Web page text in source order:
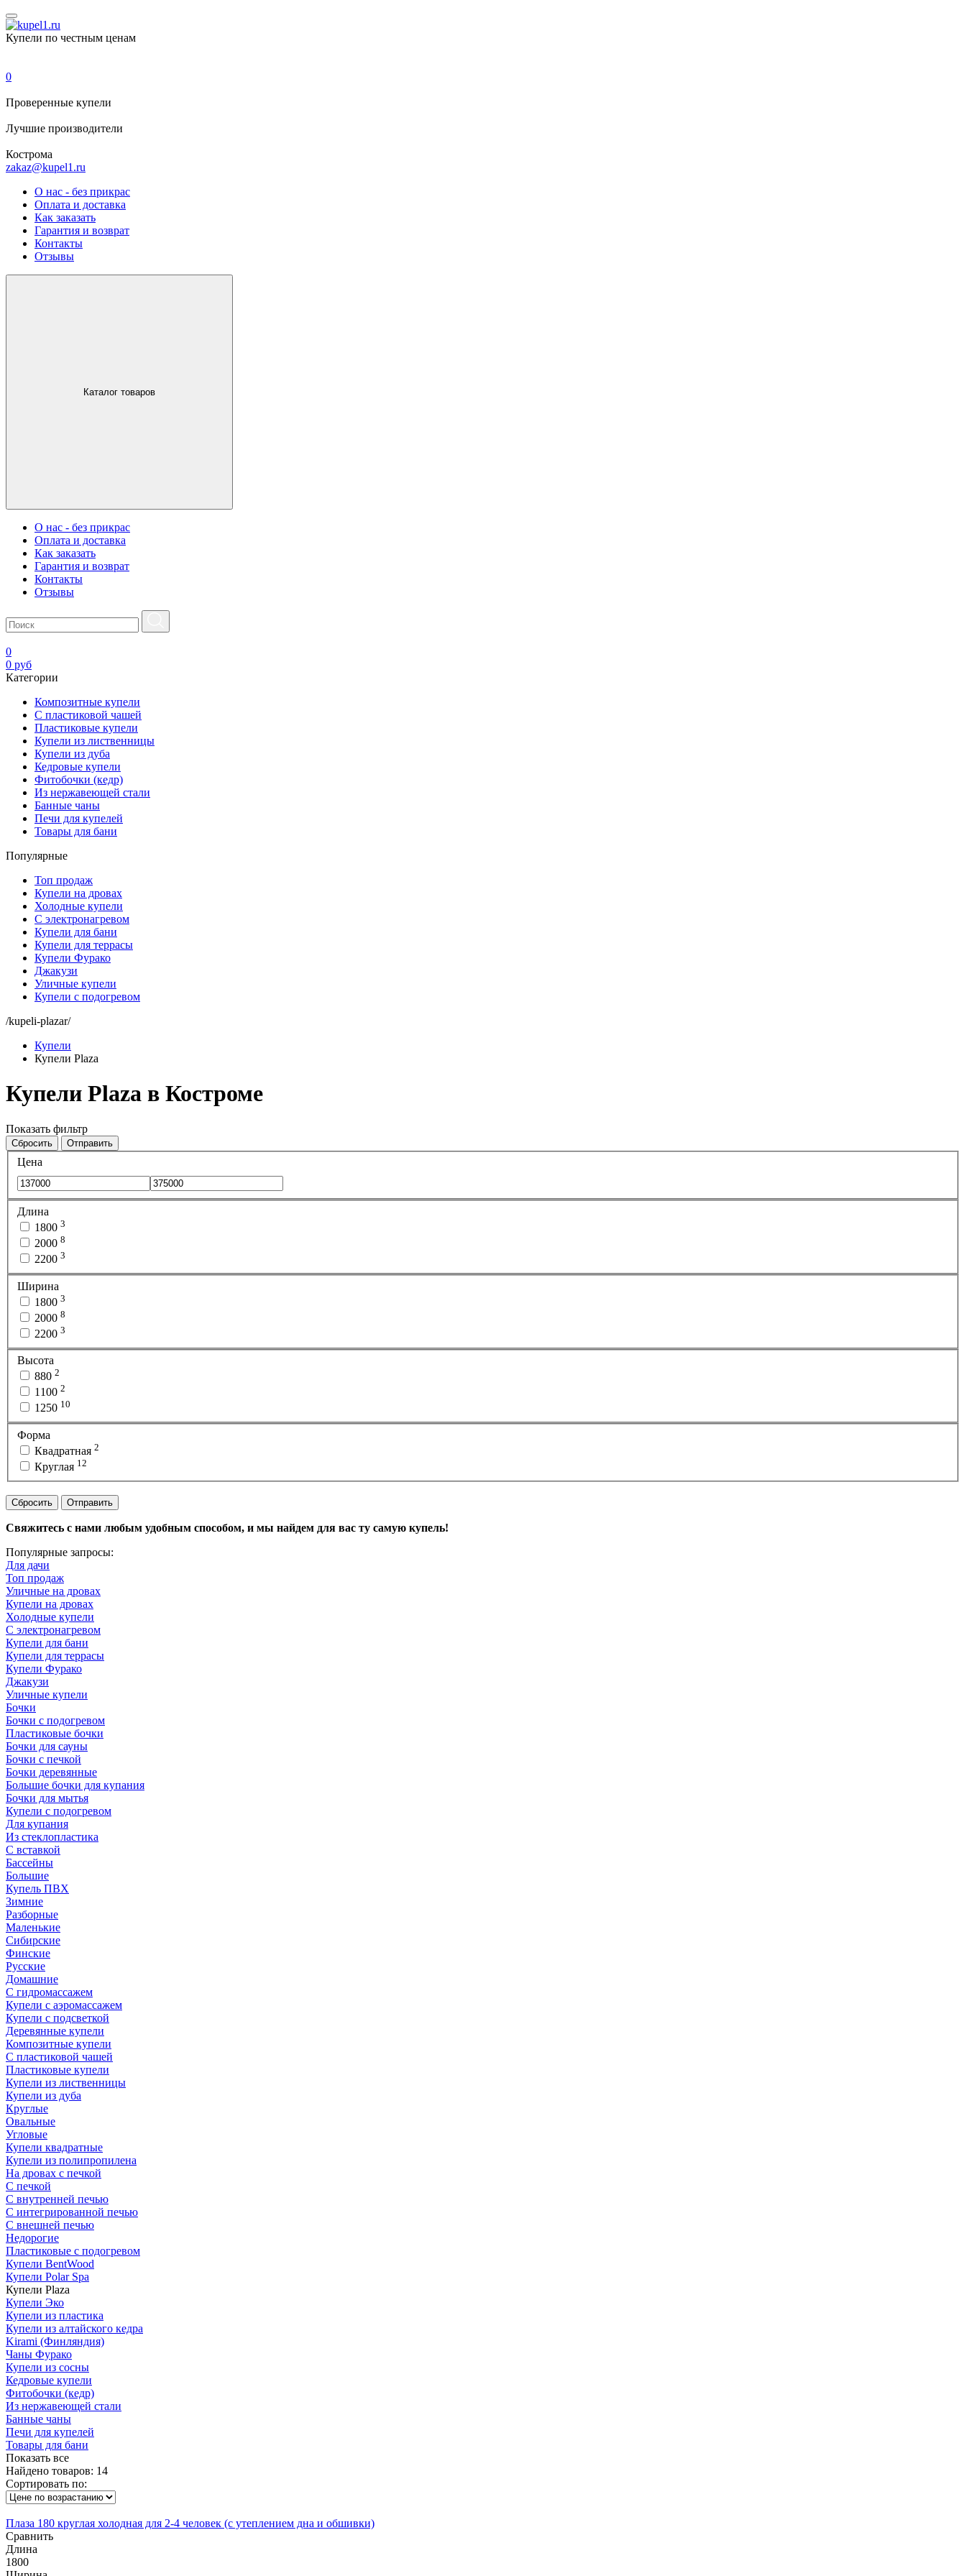
Купели по честным ценам
0
Проверенные купели
Лучшие производители
Кострома
zakaz@kupel1.ru
О нас - без прикрас
Оплата и доставка
Как заказать
Гарантия и возврат
Контакты
Отзывы
Каталог товаров
О нас - без прикрас
Оплата и доставка
Как заказать
Гарантия и возврат
Контакты
Отзывы
0
0 руб
Категории
Композитные купели
С пластиковой чашей
Пластиковые купели
Купели из лиственницы
Купели из дуба
Кедровые купели
Фитобочки (кедр)
Из нержавеющей стали
Банные чаны
Печи для купелей
Товары для бани
Популярные
Топ продаж
Купели на дровах
Холодные купели
С электронагревом
Купели для бани
Купели для террасы
Купели Фурако
Джакузи
Уличные купели
Купели с подогревом
/kupeli-plazar/
Купели
Купели Plaza
Купели Plaza в Костроме
Показать фильтр
Сбросить Отправить
Цена
Длина
1800 3
2000 8
2200 3
Ширина
1800 3
2000 8
2200 3
Высота
880 2
1100 2
1250 10
Форма
Квадратная 2
Круглая 12
Сбросить Отправить
Свяжитесь с нами любым удобным способом, и мы найдем для вас ту самую купель!
Популярные запросы:
Для дачи
Топ продаж
Уличные на дровах
Купели на дровах
Холодные купели
С электронагревом
Купели для бани
Купели для террасы
Купели Фурако
Джакузи
Уличные купели
Бочки
Бочки с подогревом
Пластиковые бочки
Бочки для сауны
Бочки с печкой
Бочки деревянные
Большие бочки для купания
Бочки для мытья
Купели с подогревом
Для купания
Из стеклопластика
С вставкой
Бассейны
Большие
Купель ПВХ
Зимние
Разборные
Маленькие
Сибирские
Финские
Русские
Домашние
С гидромассажем
Купели с аэромассажем
Купели с подсветкой
Деревянные купели
Композитные купели
С пластиковой чашей
Пластиковые купели
Купели из лиственницы
Купели из дуба
Круглые
Овальные
Угловые
Купели квадратные
Купели из полипропилена
На дровах с печкой
С печкой
С внутренней печью
С интегрированной печью
С внешней печью
Недорогие
Пластиковые с подогревом
Купели BentWood
Купели Polar Spa
Купели Plaza
Купели Эко
Купели из пластика
Купели из алтайского кедра
Kirami (Финляндия)
Чаны Фурако
Купели из сосны
Кедровые купели
Фитобочки (кедр)
Из нержавеющей стали
Банные чаны
Печи для купелей
Товары для бани
Показать все
Найдено товаров: 14
Сортировать по:
Плаза 180 круглая холодная для 2-4 человек (с утеплением дна и обшивки)
Сравнить
Длина
1800